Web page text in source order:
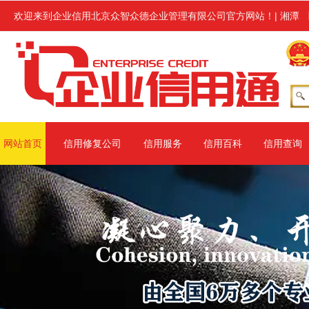
欢迎来到企业信用北京众智众德企业管理有限公司官方网站！ | 湘潭
服务,修复范围涉及信用中国、信用地方(主要指省级网站、地市级
网站首页 信用修复公司 信用服务 信用百科 信用查询